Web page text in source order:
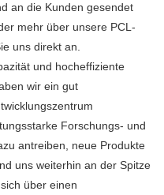
an die Kunden gesendet
mehr über unsere PCL-
uns direkt an.
und hocheffiziente
wir ein gut
Forschungs- und
antreiben, neue Produkte
uns weiterhin an der Spitze
über einen